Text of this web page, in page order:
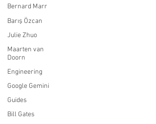
Bernard Marr
Barış Özcan
Julie Zhuo
Maarten van
Doorn
Engineering
Google Gemini
Guides
Bill Gates